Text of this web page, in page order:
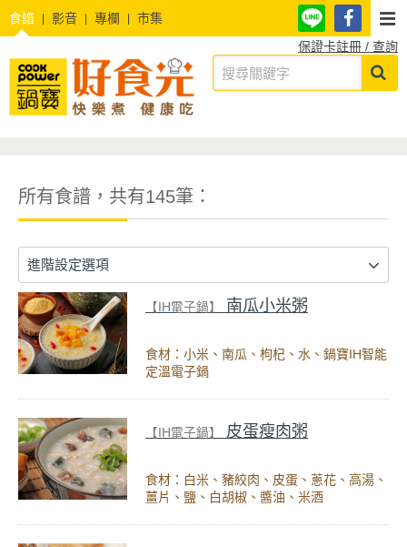
食譜 影音 專欄
市集
保證卡註冊 / 查詢
所有食譜，共有145筆：
進階設定選項
【IH電子鍋】 南瓜小米粥
食材：小米、南瓜、枸杞、水、鍋寶IH智能
定溫電子鍋
【IH電子鍋】 皮蛋瘦肉粥
食材：白米、豬絞肉、皮蛋、蔥花、高湯、
薑片、鹽、白胡椒、醬油、米酒